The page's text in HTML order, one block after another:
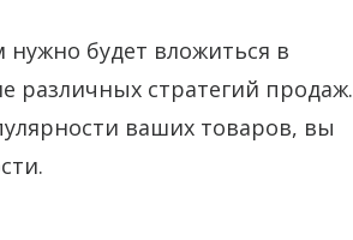
будет вложиться в
различных стратегий продаж.
ваших товаров, вы